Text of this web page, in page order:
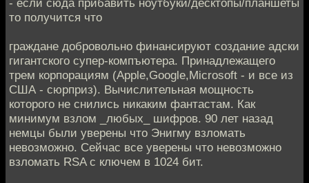
- если сюда прибавить ноутбуки/десктопы/планшеты
то получится что
граждане добровольно финансируют создание адски
гигантского супер-компъютера. Принадлежащего
трем корпорациям (Apple,Google,Microsoft - и все из
США - сюрприз). Вычислительная мощность
которого не снились никаким фантастам. Как
минимум взлом _любых_ шифров. 90 лет назад
немцы были уверены что Энигму взломать
невозможно. Сейчас все уверены что невозможно
взломать RSA с ключем в 1024 бит.